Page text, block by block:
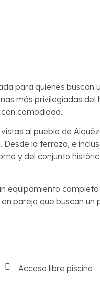
para quienes buscan
más privilegiadas del
comodidad.
al pueblo de
la terraza, e
y del conjunto
equipamiento completo
pareja que buscan un
Acceso libre piscina